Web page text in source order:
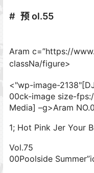
预 ol.55
Aram c=”https://
classNa/figure>
<"wp-image-
00ck-image size-
Media] –g>Aram
1; Hot Pink Jer Your
Vol.75
00Poolside